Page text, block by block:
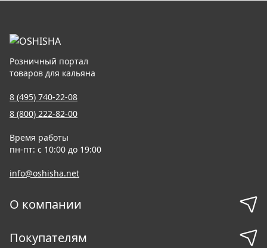
Розничный портал
товаров для кальяна
8 (495) 740-22-08
8 (800) 222-82-00
Время работы
пн-пт: с 10:00 до 19:00
info@oshisha.net
О компании
Покупателям